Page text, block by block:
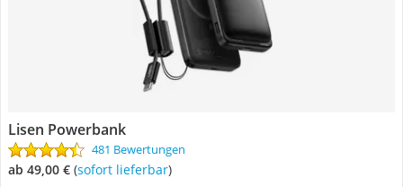
Lisen Powerbank
481 Bewertungen
ab 49,00 € ( Sofort lieferbar)